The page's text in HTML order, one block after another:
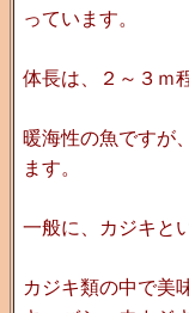
っています。
体長は、２～３ｍ
暖海性の魚ですが
ます。
一般に、カジキと
カジキ類の中で美